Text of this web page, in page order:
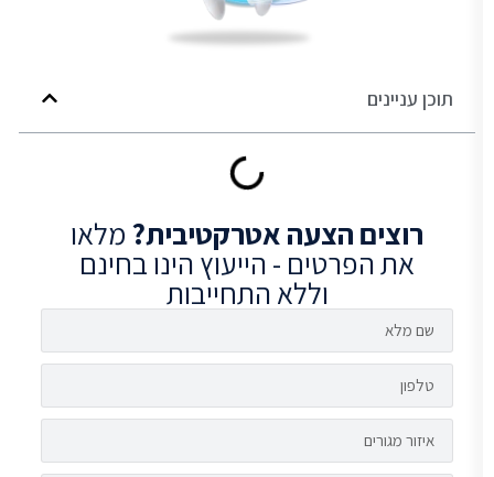
תוכן עניינים
רוציםהצעה אטרקטיבית?מלאו
את הפרטים - הייעוץ הינו בחינם
וללא התחייבות